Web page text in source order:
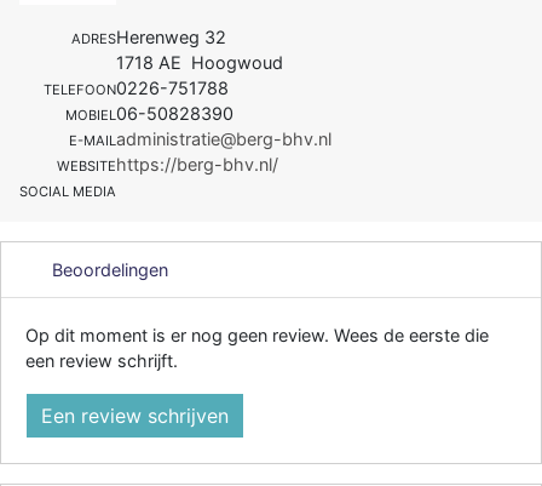
ADRESHerenweg 32
1718 AE Hoogwoud
TELEFOON0226-751788
MOBIEL 06-50828390
E-MAIL administratie@berg-bhv.nl
WEBSITEhttps://berg-bhv.nl/
SOCIAL MEDIA
Beoordelingen
Op dit moment is er nog geen review. Wees de eerste die
een review schrijft.
Een review schrijven